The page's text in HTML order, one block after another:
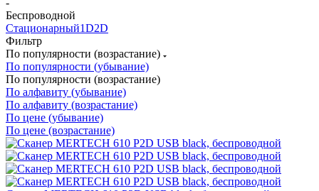
Беспроводной
Стационарный1D2D
Фильтр
По популярности (возрастание)
По популярности (убывание)
По популярности (возрастание)
По алфавиту (убывание)
По алфавиту (возрастание)
По цене (убывание)
По цене (возрастание)